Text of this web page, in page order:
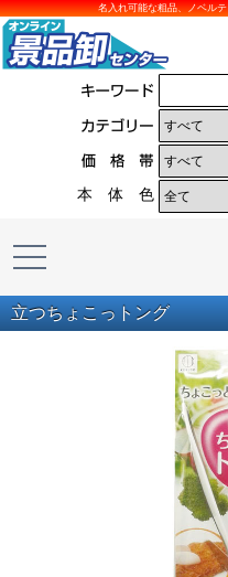
名入れ可能な粗品、ノベル
本 体 色
立つちょこっトング